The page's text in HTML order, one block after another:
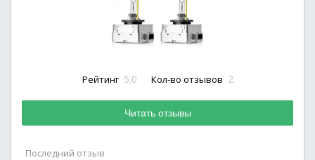
Рейтинг 5.0 Кол-во отзывов 2
Читать отзывы
Последний отзыв